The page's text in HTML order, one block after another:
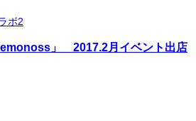
」 2017.2月イベント出店